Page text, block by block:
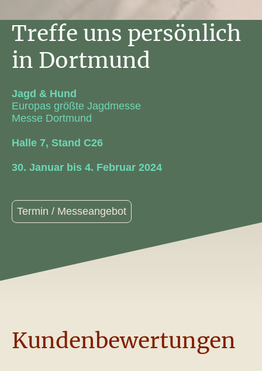
Treffe uns persönlich
in Dortmund
Jagd & Hund
Europas größte Jagdmesse
Messe Dortmund
Halle 7, Stand C26
30. Januar bis 4. Februar 2024
Termin / Messeangebot
Kundenbewertungen